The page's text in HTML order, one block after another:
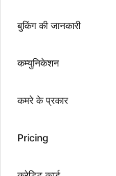
बुकिंग की जानकारी
कम्युनिकेशन
कमरे के प्रकार
Pricing